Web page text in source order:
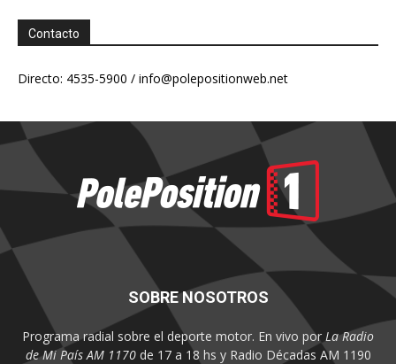
Contacto
Directo: 4535-5900 / info@polepositionweb.net
SOBRE NOSOTROS
Programa radial sobre el deporte motor. En vivo por La Radio
de Mi País AM 1170de 17 a 18 hs y Radio Décadas AM 1190